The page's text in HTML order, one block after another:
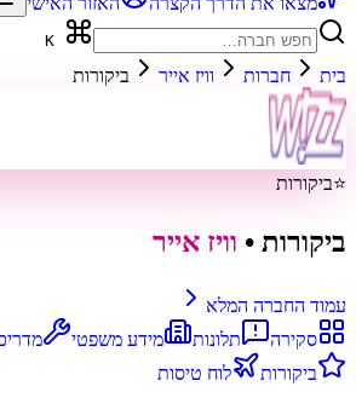
בית חברות וויז אייר ביקורות
⭐ביקורות
ביקורות • וויז אייר
עמוד החברה המלא
סקירה
תלונות מידע משפטי
ביקורות
לוח טיסות